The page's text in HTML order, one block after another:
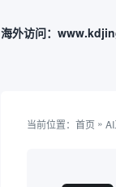
海外访问：
当前位置： 首页 »